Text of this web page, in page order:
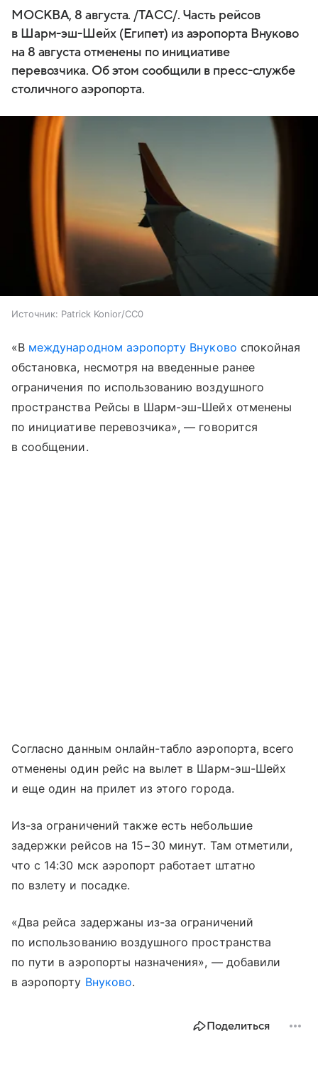
МОСКВА, 8 августа. /ТАСС/. Часть рейсов
в Шарм-эш-Шейх (Египет) из аэропорта Внуково
на 8 августа отменены по инициативе
перевозчика. Об этом сообщили в пресс-службе
столичного аэропорта.
Источник: Patrick Konior/CC0
«В международном аэропорту Внуково спокойная
обстановка, несмотря на введенные ранее
ограничения по использованию воздушного
пространства Рейсы в Шарм-эш-Шейх отменены
по инициативе перевозчика», — говорится
в сообщении.
Согласно данным онлайн-табло аэропорта, всего
отменены один рейс на вылет в Шарм-эш-Шейх
и еще один на прилет из этого города.
Из-за ограничений также есть небольшие
задержки рейсов на 15−30 минут. Там отметили,
что с 14:30 мск аэропорт работает штатно
по взлету и посадке.
«Два рейса задержаны из-за ограничений
по использованию воздушного пространства
по пути в аэропорты назначения», — добавили
в аэропорту Внуково.
Поделиться